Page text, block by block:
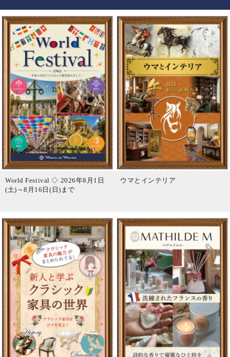
World Festival ◇ 2026年8月1日
(土)～8月16日(日)まで
ウマとインテリア